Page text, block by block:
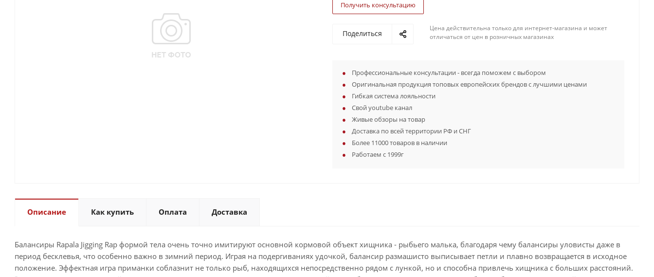
Получить консультацию
Поделиться
Цена действительна только для интернет-магазина и может
отличаться от цен в розничных магазинах
Профессиональные консультации - всегда поможем с выбором
Оригинальная продукция топовых европейских брендов с лучшими ценами
Гибкая система лояльности
Свой youtube канал
Живые обзоры на товар
Доставка по всей территории РФ и СНГ
Более 11000 товаров в наличии
Работаем с 1999г
Описание Как купить Оплата Доставка
Балансиры Rapala Jigging Rap формой тела очень точно имитируют основной кормовой объект хищника - рыбьего малька, благодаря чему балансиры уловисты даже в
период бесклевья, что особенно важно в зимний период. Играя на подергиваниях удочкой, балансир размашисто выписывает петли и плавно возвращается в исходное
положение. Эффектная игра приманки соблазнит не только рыб, находящихся непосредственно рядом с лункой, но и способна привлечь хищника с больших расстояний.